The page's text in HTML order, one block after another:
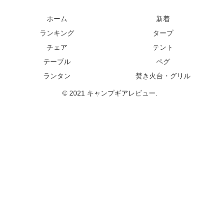
ホーム
新着
ランキング
タープ
チェア
テント
テーブル
ペグ
ランタン
焚き火台・グリル
© 2021 キャンプギアレビュー.